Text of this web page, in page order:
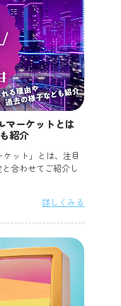
マーケットとは
紹介
ット」とは、注目
合わせてご紹介し
詳しくみる